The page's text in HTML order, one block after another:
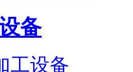
备
工设备